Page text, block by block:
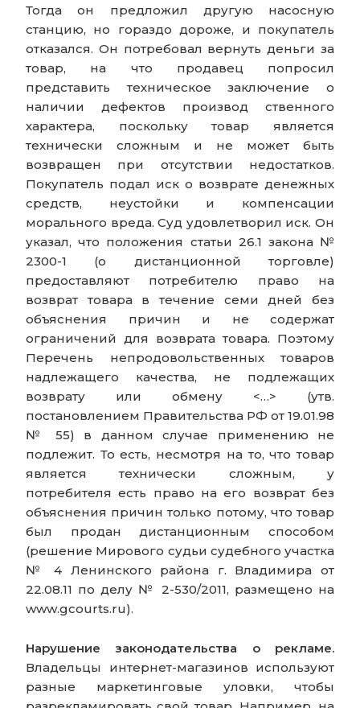
Тогда он предложил другую насосную
станцию, но гораздо дороже, и покупатель
отказался. Он потребовал вернуть деньги за
товар, на что продавец попросил
представить техническое заключение о
наличии дефектов производ ственного
характера, поскольку товар является
технически сложным и не может быть
возвращен при отсутствии недостатков.
Покупатель подал иск о возврате денежных
средств, неустойки и компенсации
морального вреда. Суд удовлетворил иск. Он
указал, что положения статьи 26.1 закона №
2300-1 (о дистанционной торговле)
предоставляют потребителю право на
возврат товара в течение семи дней без
объяснения причин и не содержат
ограничений для возврата товара. Поэтому
Перечень непродовольственных товаров
надлежащего качества, не подлежащих
возврату или обмену <…> (утв.
постановлением Правительства РФ от 19.01.98
№ 55) в данном случае применению не
подлежит. То есть, несмотря на то, что товар
является технически сложным, у
потребителя есть право на его возврат без
объяснения причин только потому, что товар
был продан дистанционным способом
(решение Мирового судьи судебного участка
№ 4 Ленинского района г. Владимира от
22.08.11 по делу № 2-530/2011, размещено на
www.gcourts.ru).
Нарушение законодательства о рекламе.
Владельцы интернет-магазинов используют
разные маркетинговые уловки, чтобы